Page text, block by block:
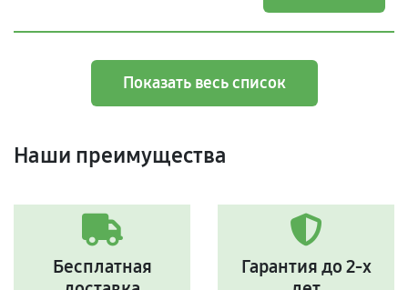
Показать весь список
Наши преимущества
Бесплатная
Гарантия до 2-х